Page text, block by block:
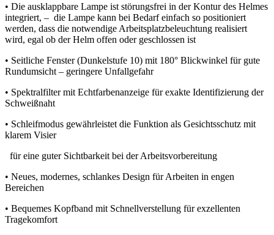
• Die ausklappbare Lampe ist störungsfrei in der Kontur des Helmes
integriert, – die Lampe kann bei Bedarf einfach so positioniert
werden, dass die notwendige Arbeitsplatzbeleuchtung realisiert
wird, egal ob der Helm offen oder geschlossen ist
• Seitliche Fenster (Dunkelstufe 10) mit 180° Blickwinkel für gute
Rundumsicht – geringere Unfallgefahr
• Spektralfilter mit Echtfarbenanzeige für exakte Identifizierung der
Schweißnaht
• Schleifmodus gewährleistet die Funktion als Gesichtsschutz mit
klarem Visier
für eine guter Sichtbarkeit bei der Arbeitsvorbereitung
• Neues, modernes, schlankes Design für Arbeiten in engen
Bereichen
• Bequemes Kopfband mit Schnellverstellung für exzellenten
Tragekomfort